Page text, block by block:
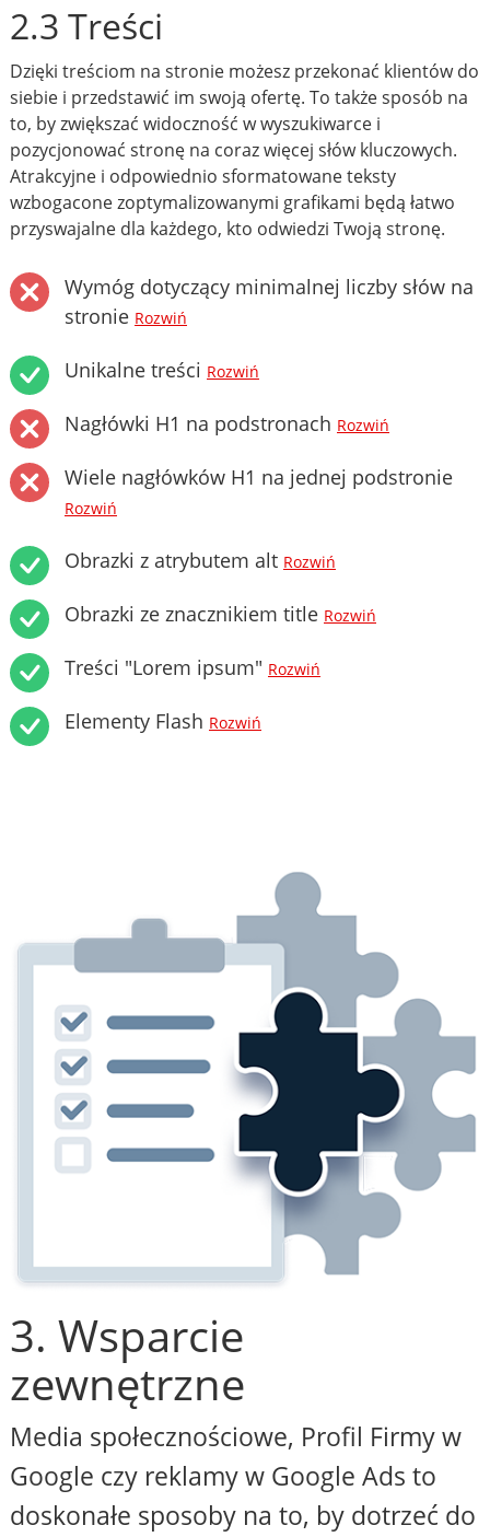
2.3 Treści
Dzięki treściom na stronie możesz przekonać klientów do
siebie i przedstawić im swoją ofertę. To także sposób na
to, by zwiększać widoczność w wyszukiwarce i
pozycjonować stronę na coraz więcej słów kluczowych.
Atrakcyjne i odpowiednio sformatowane teksty
wzbogacone zoptymalizowanymi grafikami będą łatwo
przyswajalne dla każdego, kto odwiedzi Twoją stronę.
Wymóg dotyczący minimalnej liczby słów na
stronie Rozwiń
Unikalne treści Rozwiń
Nagłówki H1 na podstronach Rozwiń
Wiele nagłówków H1 na jednej podstronie
Rozwiń
Obrazki z atrybutem alt Rozwiń
Obrazki ze znacznikiem title Rozwiń
Treści "Lorem ipsum" Rozwiń
Elementy Flash Rozwiń
3. Wsparcie
zewnętrzne
Media społecznościowe, Profil Firmy w
Google czy reklamy w Google Ads to
doskonałe sposoby na to, by dotrzeć do